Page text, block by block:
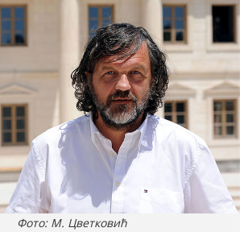
Фото: М. Цветковић